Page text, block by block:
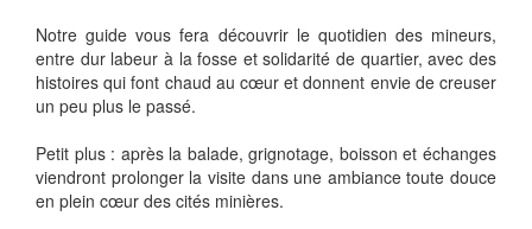
Notre guide vous fera découvrir le quotidien des mineurs,
entre dur labeur à la fosse et solidarité de quartier, avec des
histoires qui font chaud au cœur et donnent envie de creuser
un peu plus le passé.
Petit plus : après la balade, grignotage, boisson et échanges
viendront prolonger la visite dans une ambiance toute douce
en plein cœur des cités minières.